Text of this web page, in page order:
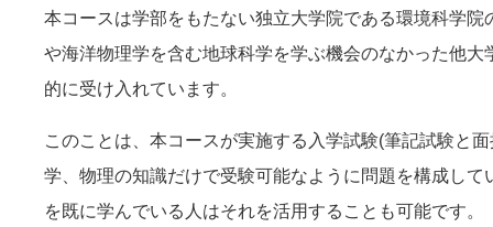
本コースは学部をもたない独立大学院である環境科学
や海洋物理学を含む地球科学を学ぶ機会のなかった他
的に受け入れています。
このことは、本コースが実施する入学試験(筆記試験と
学、物理の知識だけで受験可能なように問題を構成し
を既に学んでいる人はそれを活用することも可能です。